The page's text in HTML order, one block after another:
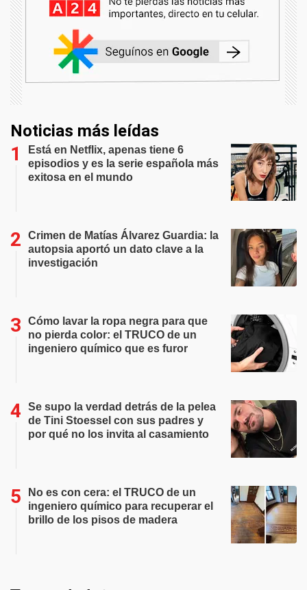
Noticias más leídas
Está en Netflix, apenas tiene 6
episodios y es la serie española más
exitosa en el mundo
Crimen de Matías Álvarez Guardia: la
autopsia aportó un dato clave a la
investigación
Cómo lavar la ropa negra para que
no pierda color: el TRUCO de un
ingeniero químico que es furor
Se supo la verdad detrás de la pelea
de Tini Stoessel con sus padres y
por qué no los invita al casamiento
No es con cera: el TRUCO de un
ingeniero químico para recuperar el
brillo de los pisos de madera